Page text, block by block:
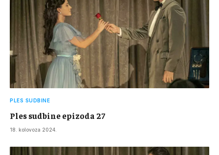
PLES SUDBINE
Ples sudbine epizoda 27
18. kolovoza 2024.